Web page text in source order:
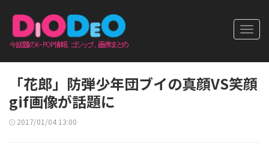
「花郎」防弾少年団ブイの真顔VS笑顔
gif画像が話題に
2017/01/04 13:00